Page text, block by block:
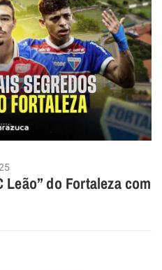
do Fortaleza com